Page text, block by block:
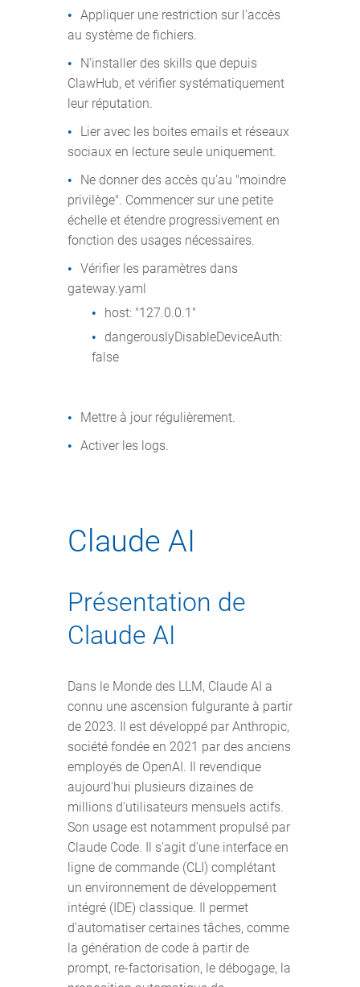
Appliquer une restriction sur l'accès
au système de fichiers.
N'installer des skills que depuis
ClawHub, et vérifier systématiquement
leur réputation.
Lier avec les boites emails et réseaux
sociaux en lecture seule uniquement.
Ne donner des accès qu'au "moindre
privilège". Commencer sur une petite
échelle et étendre progressivement en
fonction des usages nécessaires.
Vérifier les paramètres dans
gateway.yaml
host: "127.0.0.1"
dangerouslyDisableDeviceAuth:
false
Mettre à jour régulièrement.
Activer les logs.
Claude AI
Présentation de
Claude AI
Dans le Monde des LLM, Claude AI a
connu une ascension fulgurante à partir
de 2023. Il est développé par Anthropic,
société fondée en 2021 par des anciens
employés de OpenAI. Il revendique
aujourd'hui plusieurs dizaines de
millions d'utilisateurs mensuels actifs.
Son usage est notamment propulsé par
Claude Code. Il s'agit d'une interface en
ligne de commande (CLI) complétant
un environnement de développement
intégré (IDE) classique. Il permet
d'automatiser certaines tâches, comme
la génération de code à partir de
prompt, re-factorisation, le débogage, la